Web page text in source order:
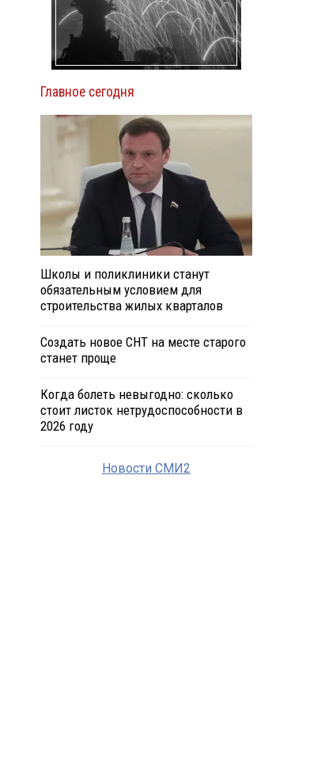
Главное сегодня
Школы и поликлиники станут
обязательным условием для
строительства жилых кварталов
Создать новое СНТ на месте старого
станет проще
Когда болеть невыгодно: сколько
стоит листок нетрудоспособности в
2026 году
Новости СМИ2